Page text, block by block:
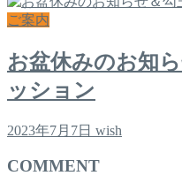
ご案内
お盆休みのお知
ッション
2023年7月7日 wish
COMMENT